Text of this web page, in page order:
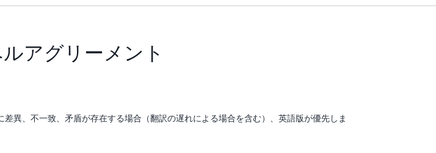
アグリーメント
異、不一致、矛盾が存在する場合（翻訳の遅れによる場合を含む）、英語版が優先しま